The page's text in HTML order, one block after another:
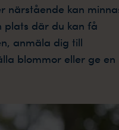
närstående kan
plats där du kan få
anmäla dig till
blommor eller ge en